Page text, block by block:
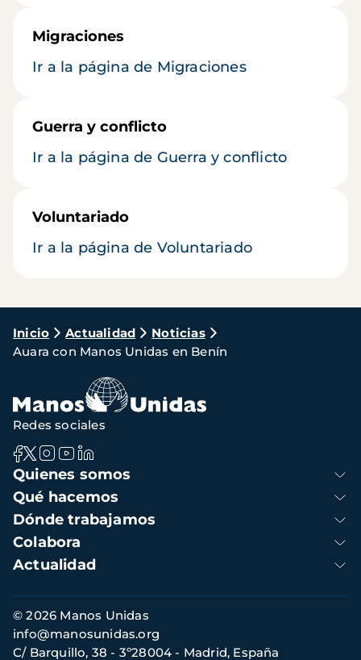
Migraciones
Ir a la página de Migraciones
Guerra y conflicto
Ir a la página de Guerra y conflicto
Voluntariado
Ir a la página de Voluntariado
Ruta
de
navegación
Inicio Actualidad
Noticias
Auara con Manos Unidas en Benín
Navegación
principal
Quienes somos
Qué hacemos
Dónde trabajamos
Colabora
Actualidad
Redes sociales
Información
de
contacto
© 2026 Manos Unidas
C/ Barquillo, 38 - 3º28004 - Madrid, España
info@manosunidas.org